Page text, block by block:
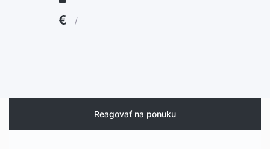
/
Reagovať na ponuku